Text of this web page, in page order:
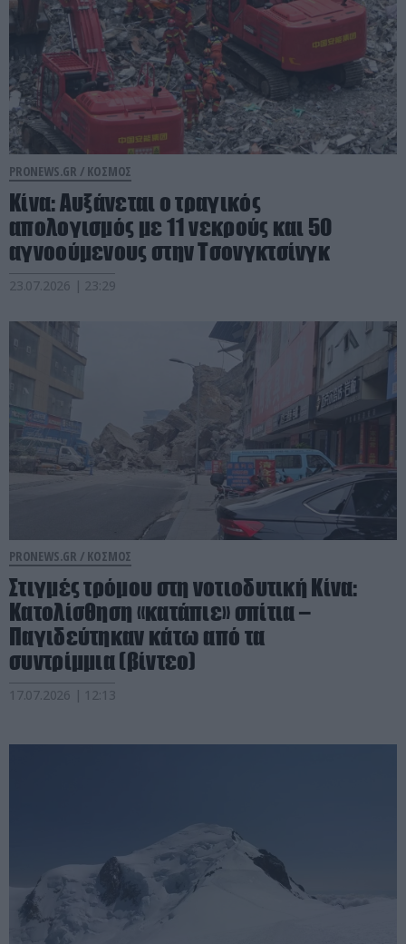
PRONEWS.GR / ΚΟΣΜΟΣ
Κίνα: Αυξάνεται ο τραγικός
απολογισμός με 11 νεκρούς και 50
αγνοούμενους στην Τσονγκτσίνγκ
23.07.2026 | 23:29
PRONEWS.GR / ΚΟΣΜΟΣ
Στιγμές τρόμου στη νοτιοδυτική Κίνα:
Κατολίσθηση «κατάπιε» σπίτια –
Παγιδεύτηκαν κάτω από τα
συντρίμμια (βίντεο)
17.07.2026 | 12:13